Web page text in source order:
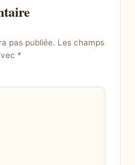
pas publiée. Les champs
*